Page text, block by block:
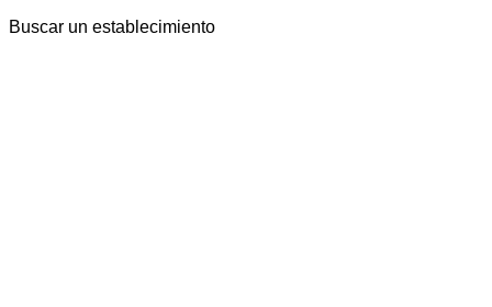
Buscar un establecimiento